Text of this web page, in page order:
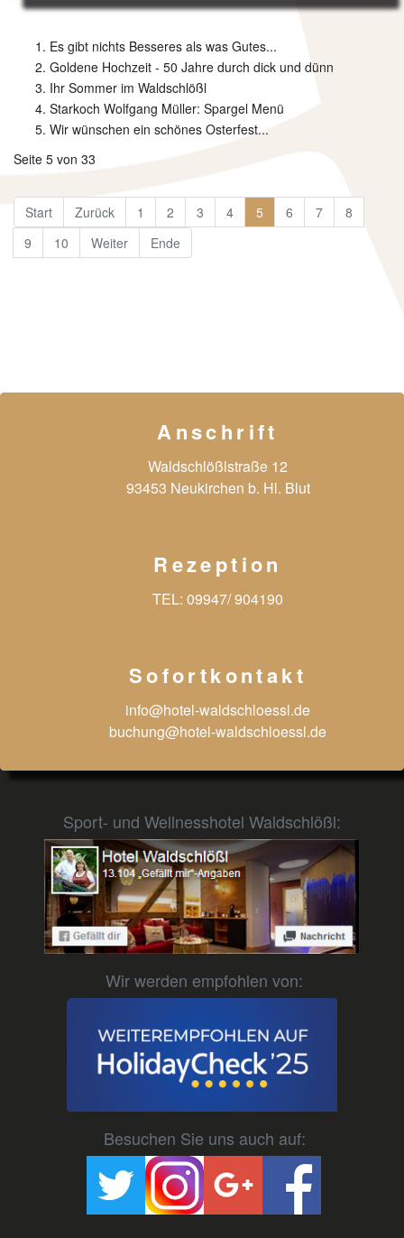
Es gibt nichts Besseres als was Gutes...
Goldene Hochzeit - 50 Jahre durch dick und dünn
Ihr Sommer im Waldschlößl
Starkoch Wolfgang Müller: Spargel Menü
Wir wünschen ein schönes Osterfest...
Seite 5 von 33
Start Zurück 1 2 3 4 5 6 7
8
9
10 Weiter Ende
Anschrift
Waldschlößlstraße 12
93453 Neukirchen b. Hl. Blut
Rezeption
TEL: 09947/ 904190
Sofortkontakt
info@hotel-waldschloessl.de
buchung@hotel-waldschloessl.de
Sport- und Wellnesshotel Waldschlößl:
Wir werden empfohlen von:
Besuchen Sie uns auch auf: